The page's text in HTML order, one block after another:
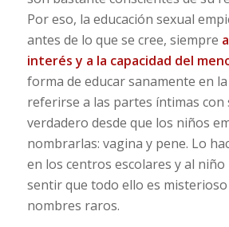
Por eso, la educación sexual
antes de lo que se cree, siempre
interés y a la capacidad del
forma de educar sanamente en
referirse a las partes íntimas con
verdadero desde que los niños
nombrarlas: vagina y pene. Lo
en los centros escolares y al niño
sentir que todo ello es
nombres raros.